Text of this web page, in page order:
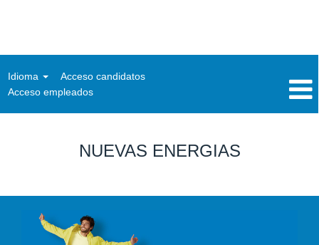
Idioma
Acceso candidatos
Acceso empleados
NUEVAS ENERGIAS